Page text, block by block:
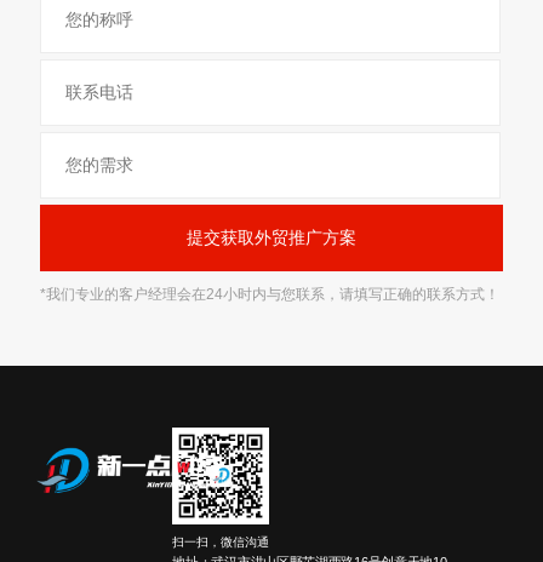
*我们专业的客户经理会在24小时内与您联系，请填写正确的联系方式！
扫一扫，微信沟通